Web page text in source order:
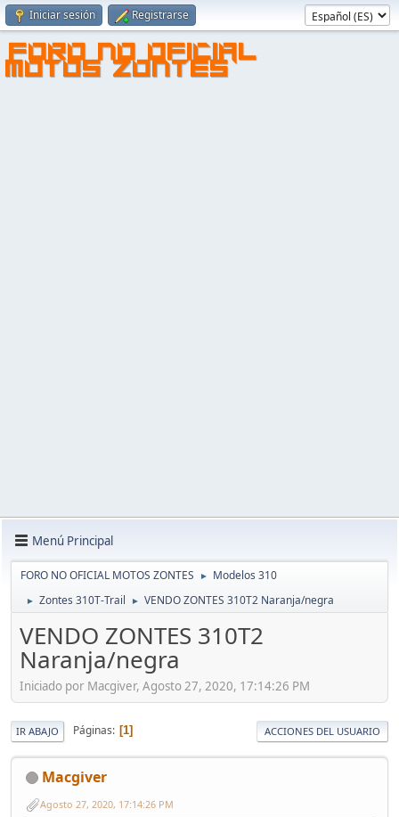
Iniciar sesión Registrarse
FORO NO OFICIAL
MOTOS ZONTES
Menú Principal
FORO NO OFICIAL MOTOS ZONTES ► Modelos 310
► Zontes 310T-Trail ► VENDO ZONTES 310T2 Naranja/negra
VENDO ZONTES 310T2
Naranja/negra
Iniciado por Macgiver, Agosto 27, 2020, 17:14:26 PM
IR ABAJO Páginas 1 ACCIONES DEL USUARIO
Macgiver
Agosto 27, 2020, 17:14:26 PM